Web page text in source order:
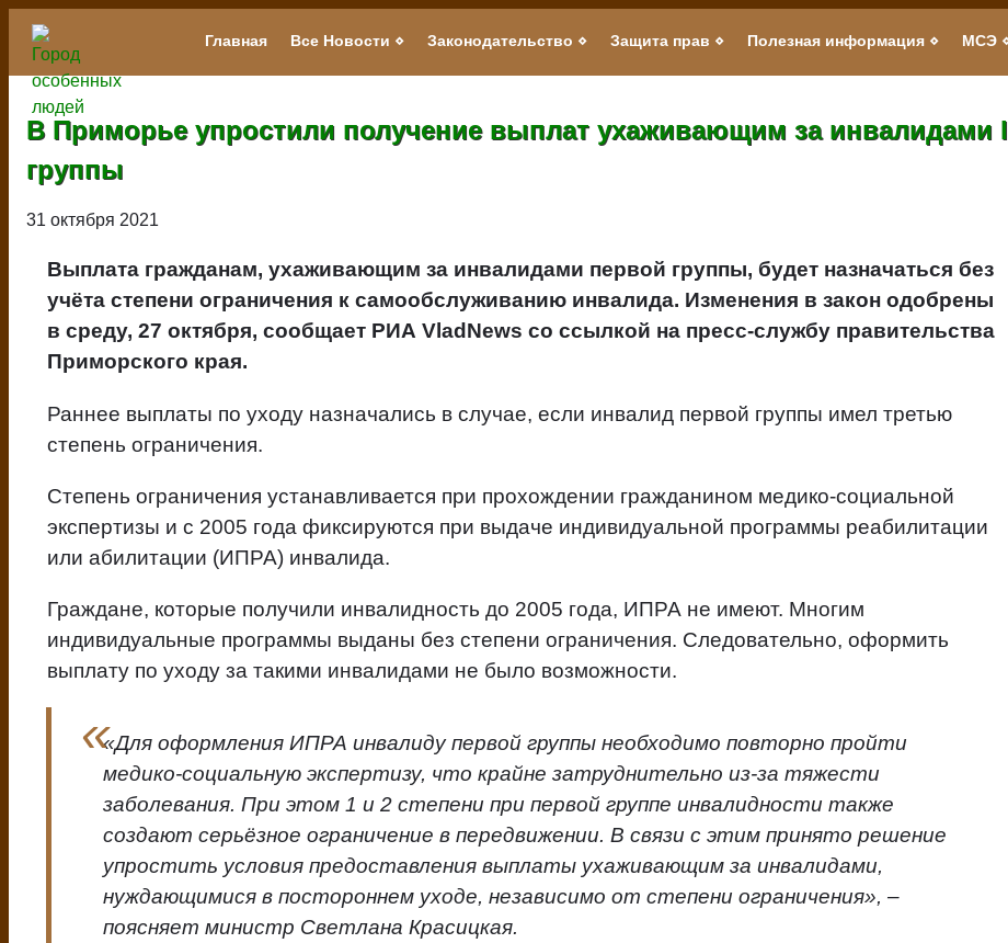
Перейти
основному
содержанию
Главная Все Новости Законодательство Защита прав Полезная информация МСЭ
В Приморье упростили получение выплат ухаживающим за инвалидами I
группы
31 октября 2021
Выплата гражданам, ухаживающим за инвалидами первой группы, будет назначаться без
учёта степени ограничения к самообслуживанию инвалида. Изменения в закон одобрены
в среду, 27 октября, сообщает РИА VladNews со ссылкой на пресс-службу правительства
Приморского края.
Раннее выплаты по уходу назначались в случае, если инвалид первой группы имел третью
степень ограничения.
Степень ограничения устанавливается при прохождении гражданином медико-социальной
экспертизы и с 2005 года фиксируются при выдаче индивидуальной программы реабилитации
или абилитации (ИПРА) инвалида.
Граждане, которые получили инвалидность до 2005 года, ИПРА не имеют. Многим
индивидуальные программы выданы без степени ограничения. Следовательно, оформить
выплату по уходу за такими инвалидами не было возможности.
«Для оформления ИПРА инвалиду первой группы необходимо повторно пройти
медико-социальную экспертизу, что крайне затруднительно из-за тяжести
заболевания. При этом 1 и 2 степени при первой группе инвалидности также
создают серьёзное ограничение в передвижении. В связи с этим принято решение
упростить условия предоставления выплаты ухаживающим за инвалидами,
нуждающимися в постороннем уходе, независимо от степени ограничения», –
поясняет министр Светлана Красицкая.